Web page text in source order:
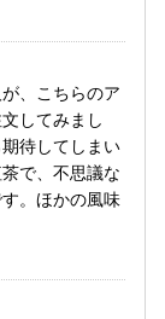
、こちらのア
してみまし
待してしまい
で、不思議な
。ほかの風味